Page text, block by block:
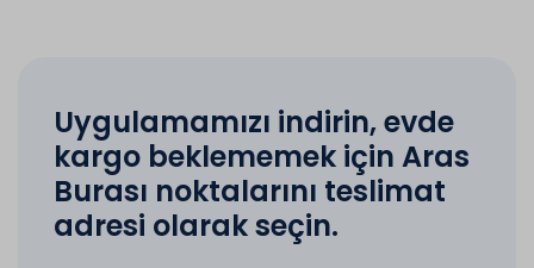
Uygulamamızı indirin, evde
kargo beklememek için Aras
Burası noktalarını teslimat
adresi olarak seçin.